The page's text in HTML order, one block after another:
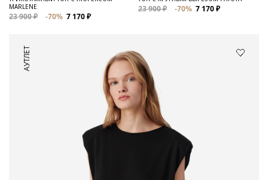
MARLENE
23 900 ₽ -70% 7 170 ₽
23 900 ₽ -70% 7 170 ₽
АУТЛЕТ